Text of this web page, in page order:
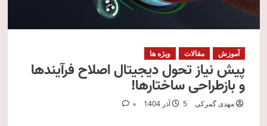
آموزش مقالات ویژه ها
پیش‌ نیاز تحول دیجیتال اصلاح فرآیندها
و بازطراحی ساختارها!
مهدی گمرکی 5 آذر 1404 0